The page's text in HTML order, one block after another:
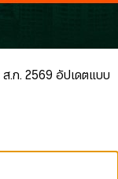
.ก. 2569 อัปเดตแบบ